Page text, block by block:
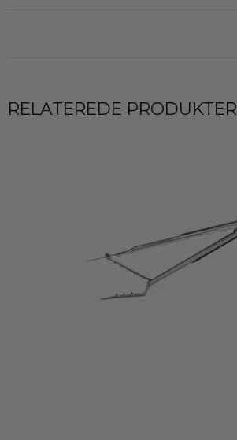
RELATEREDE PRODUKTER